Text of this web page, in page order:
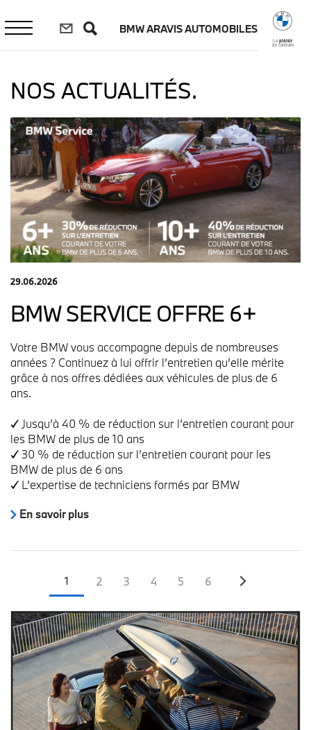
contenu
principal
BMW ARAVIS AUTOMOBILES
Le plaisir
de conduire
NOS ACTUALITÉS.
29.06.2026
BMW SERVICE OFFRE 6+
Votre BMW vous accompagne depuis de nombreuses
années ? Continuez à lui offrir l’entretien qu’elle mérite
grâce à nos offres dédiées aux véhicules de plus de 6
ans.
✓ Jusqu’à 40 % de réduction sur l’entretien courant pour
les BMW de plus de 10 ans
✓ 30 % de réduction sur l’entretien courant pour les
BMW de plus de 6 ans
✓ L’expertise de techniciens formés par BMW
En savoir plus
Page
courante
1 Page
2 Page
3 Page
4 Page
5 Page
6